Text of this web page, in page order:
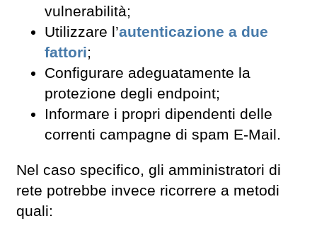
vulnerabilità;
Utilizzare l’autenticazione a due
fattori;
Configurare adeguatamente la
protezione degli endpoint;
Informare i propri dipendenti delle
correnti campagne di spam E-Mail.
Nel caso specifico, gli amministratori di
rete potrebbe invece ricorrere a metodi
quali: